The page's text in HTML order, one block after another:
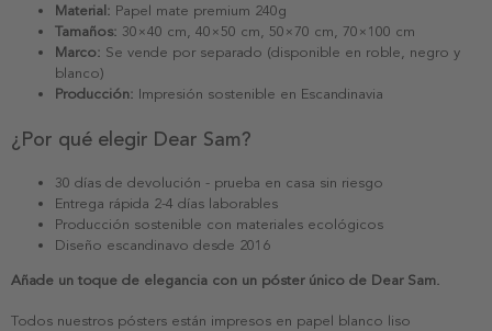
Material: Papel mate premium 240g
Tamaños: 30×40 cm, 40×50 cm, 50×70 cm, 70×100 cm
Marco: Se vende por separado (disponible en roble, negro y
blanco)
Producción: Impresión sostenible en Escandinavia
¿Por qué elegir Dear Sam?
30 días de devolución - prueba en casa sin riesgo
Entrega rápida 2-4 días laborables
Producción sostenible con materiales ecológicos
Diseño escandinavo desde 2016
Añade un toque de elegancia con un póster único de Dear Sam.
Todos nuestros pósters están impresos en papel blanco liso